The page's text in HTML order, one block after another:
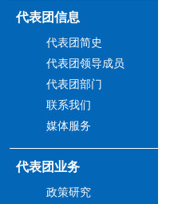
代表团信息
代表团简史
代表团领导成员
代表团部门
联系我们
媒体服务
代表团业务
政策研究